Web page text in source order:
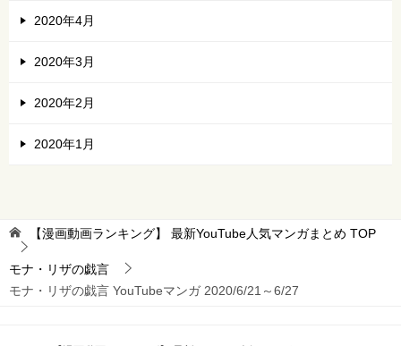
2020年4月
2020年3月
2020年2月
2020年1月
【漫画動画ランキング】 最新YouTube人気マンガまとめ TOP
モナ・リザの戯言
モナ・リザの戯言 YouTubeマンガ 2020/6/21～6/27